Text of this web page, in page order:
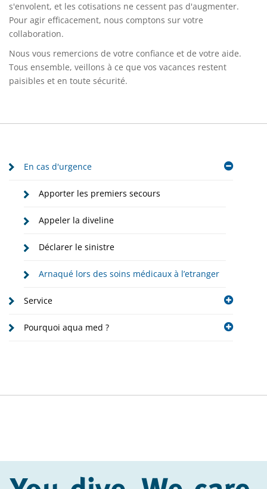
s'envolent, et les cotisations ne cessent pas d'augmenter.
Pour agir efficacement, nous comptons sur votre
collaboration.
Nous vous remercions de votre confiance et de votre aide.
Tous ensemble, veillons à ce que vos vacances restent
paisibles et en toute sécurité.
En cas d'urgence
Apporter les premiers secours
Appeler la diveline
Déclarer le sinistre
Arnaqué lors des soins médicaux à l’etranger
Service
Pourquoi aqua med ?